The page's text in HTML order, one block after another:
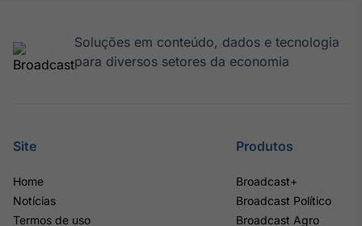
Soluções em conteúdo, dados e tecnologia
para diversos setores da economia
Site
Home
Notícias
Termos de uso
Produtos
Broadcast+
Broadcast Político
Broadcast Agro